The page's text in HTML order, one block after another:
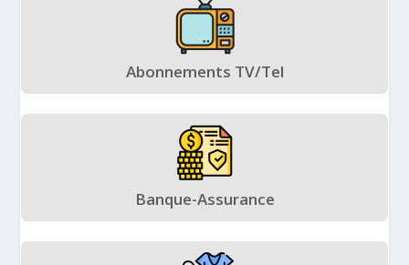
Abonnements TV/Tel
Banque-Assurance